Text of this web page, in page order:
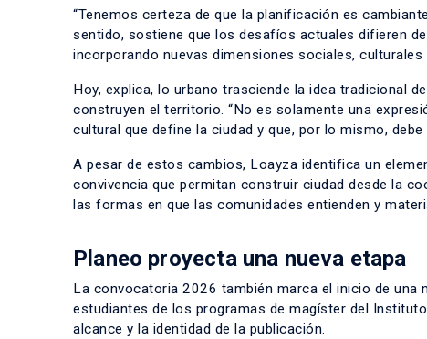
“Tenemos certeza de que la planificación es
sentido, sostiene que los desafíos actuales difieren
incorporando nuevas dimensiones sociales, culturales
Hoy, explica, lo urbano trasciende la idea tradicional
construyen el territorio. “No es solamente una
cultural que define la ciudad y que, por lo mismo,
A pesar de estos cambios, Loayza identifica un
convivencia que permitan construir ciudad desde la
las formas en que las comunidades entienden y
Planeo proyecta una nueva etapa
La convocatoria 2026 también marca el inicio de una
estudiantes de los programas de magíster del
alcance y la identidad de la publicación.